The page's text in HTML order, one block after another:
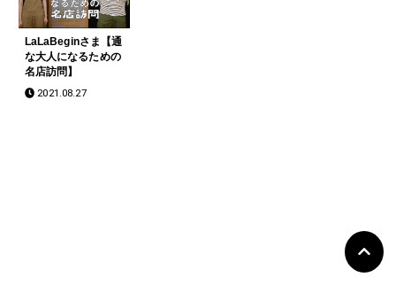
LaLaBeginさま【通
な大人になるための
名店訪問】
2021.08.27